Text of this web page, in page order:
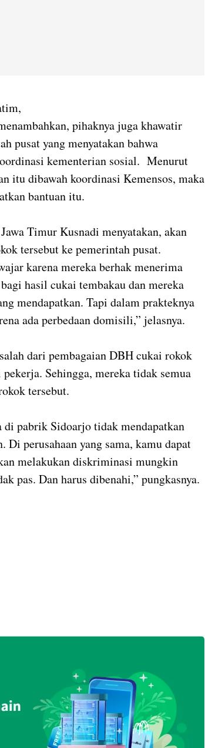
pihaknya juga khawatir
pusat yang menyatakan bahwa
kementerian sosial. Menurut
itu dibawah koordinasi Kemensos, maka
bantuan itu.
Timur Kusnadi menyatakan, akan
tersebut ke pemerintah pusat.
karena mereka berhak menerima
hasil cukai tembakau dan mereka
mendapatkan. Tapi dalam prakteknya
ada perbedaan domisili,” jelasnya.
dari pembagaian DBH cukai rokok
Sehingga, mereka tidak semua
tersebut.
di pabrik Sidoarjo tidak mendapatkan
perusahaan yang sama, kamu dapat
melakukan diskriminasi mungkin
pas. Dan harus dibenahi,” pungkasnya.